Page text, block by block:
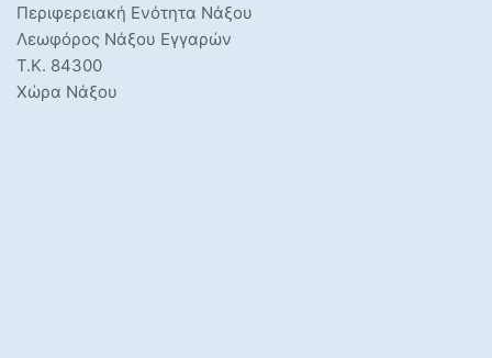
Περιφερειακή Ενότητα Νάξου
Λεωφόρος Νάξου Εγγαρών
Τ.Κ. 84300
Χώρα Νάξου